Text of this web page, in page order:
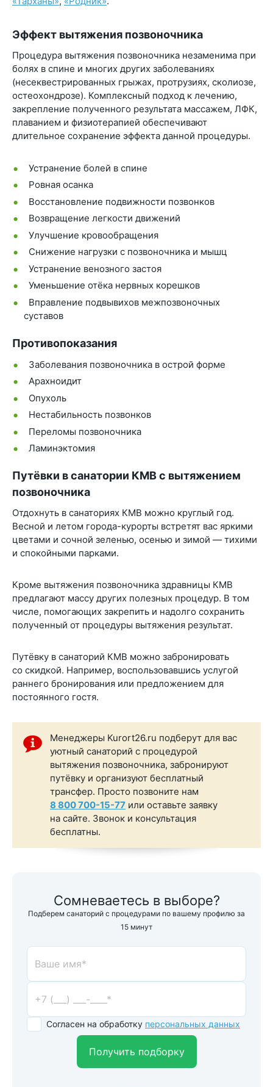
Эффект вытяжения позвоночника
Процедура вытяжения позвоночника незаменима при
болях в спине и многих других заболеваниях
(несеквестрированных грыжах, протрузиях, сколиозе,
остеохондрозе). Комплексный подход к лечению,
закрепление полученного результата массажем, ЛФК,
плаванием и физиотерапией обеспечивают
длительное сохранение эффекта данной процедуры.
Устранение болей в спине
Ровная осанка
Восстановление подвижности позвонков
Возвращение легкости движений
Улучшение кровообращения
Снижение нагрузки с позвоночника и мышц
Устранение венозного застоя
Уменьшение отёка нервных корешков
Вправление подвывихов межпозвоночных
суставов
Противопоказания
Заболевания позвоночника в острой форме
Арахноидит
Опухоль
Нестабильность позвонков
Переломы позвоночника
Ламинэктомия
Путёвки в санатории КМВ с вытяжением
позвоночника
Отдохнуть в санаториях КМВ можно круглый год.
Весной и летом города-курорты встретят вас яркими
цветами и сочной зеленью, осенью и зимой — тихими
и спокойными парками.
Кроме вытяжения позвоночника здравницы КМВ
предлагают массу других полезных процедур. В том
числе, помогающих закрепить и надолго сохранить
полученный от процедуры вытяжения результат.
Путёвку в санаторий КМВ можно забронировать
со скидкой. Например, воспользовавшись услугой
раннего бронирования или предложением для
постоянного гостя.
Менеджеры Kurort26.ru подберут для вас
уютный санаторий с процедурой
вытяжения позвоночника, забронируют
путёвку и организуют бесплатный
трансфер. Просто позвоните нам
8 800 700-15-77 или оставьте заявку
на сайте. Звонок и консультация
бесплатны.
Сомневаетесь в выборе?
Подберем санаторий с процедурами по вашему профилю за
15 минут
Согласен на обработку персональных данных
Получить подборку